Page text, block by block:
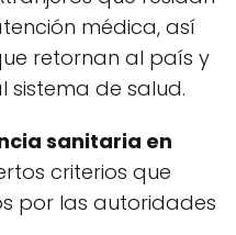
médica, así
retornan al país y
sistema de salud.
sanitaria en
criterios que
por las autoridades